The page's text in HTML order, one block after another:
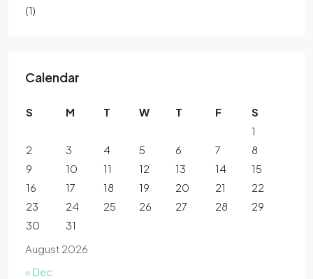
(1)
Calendar
August 2026
S M T W T F
S
1
2
3 4 5 6 7
8
9
10 11 12 13 14
15
16
17 18 19 20 21
22
23
24 25 26 27 28
29
30
31
« Dec